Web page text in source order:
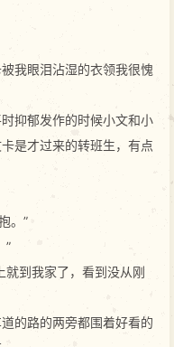
我眼泪沾湿的衣领我很愧
抑郁发作的时候小文和小
是才过来的转班生，有点
。”
”
就到我家了，看到没从刚
的路的两旁都围着好看的